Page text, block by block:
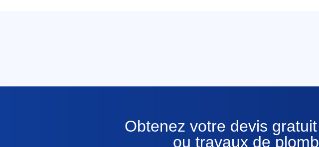
Obtenez votre devis
ou travaux de